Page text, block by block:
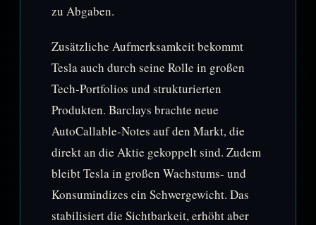
zu Abgaben.
Zusätzliche Aufmerksamkeit bekommt
Tesla auch durch seine Rolle in großen
Tech-Portfolios und strukturierten
Produkten. Barclays brachte neue
AutoCallable-Notes auf den Markt, die
direkt an die Aktie gekoppelt sind. Zudem
bleibt Tesla in großen Wachstums- und
Konsumindizes ein Schwergewicht. Das
stabilisiert die Sichtbarkeit, erhöht aber